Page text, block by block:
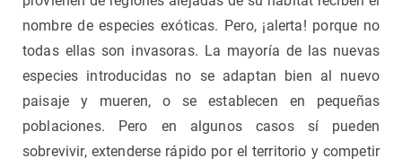
nombre de especies exóticas. Pero, ¡alerta! porque no
todas ellas son invasoras. La mayoría de las nuevas
especies introducidas no se adaptan bien al nuevo
paisaje y mueren, o se establecen en pequeñas
poblaciones. Pero en algunos casos sí pueden
sobrevivir, extenderse rápido por el territorio y competir